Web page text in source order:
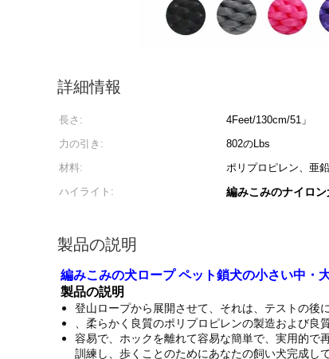
詳細情報
長さ: 4Feet/130cm/51」
力の引き:
802のLbs
材料:
ポリプロピレン、亜
ハイライト:
編みこみのナイロ
製品の説明
編みこみの犬ロープ ペット鎖犬の小さい中・
製品の説明
登山ロープから展開させて、それは、テストの後
、柔らかく良質のポリプロピレンの製造および良
容易で、ホックを離れて容易な簡単で、実用的で
訓練し、歩くことのためにあなたの飼い犬完成し